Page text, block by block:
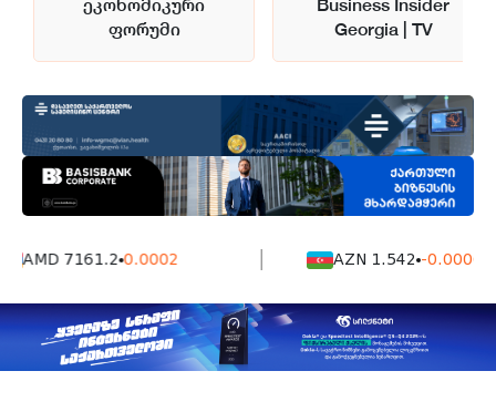
ეკონომიკური
ფორუმი
Business Insider
Georgia | TV
AMD 7161.2 0.0002 AZN 1.542 -0.0006